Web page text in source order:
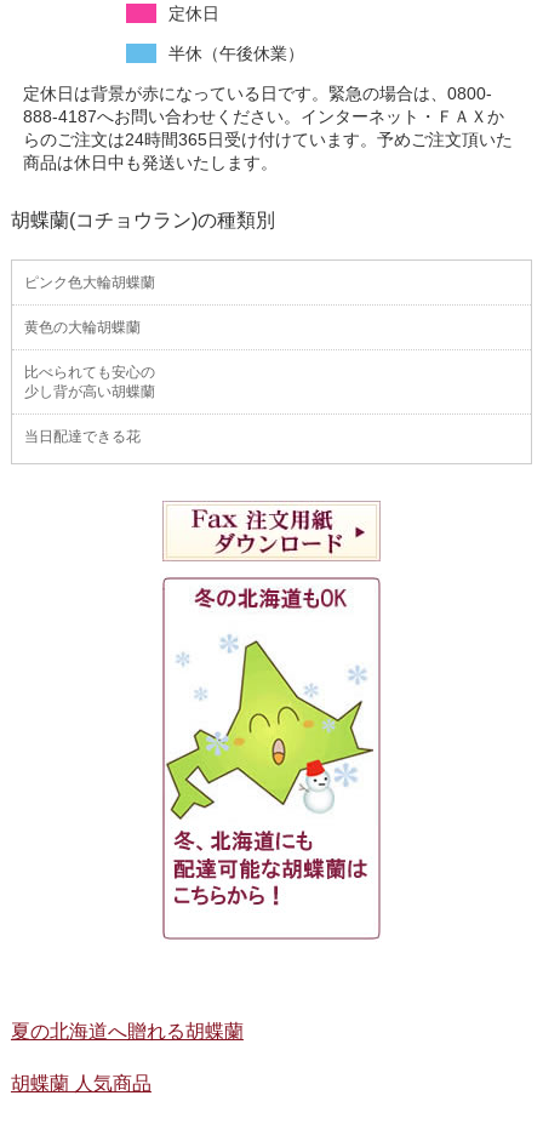
定休日
半休（午後休業）
定休日は背景が赤になっている日です。緊急の場合は、0800-
888-4187へお問い合わせください。インターネット・ＦＡＸか
らのご注文は24時間365日受け付けています。予めご注文頂いた
商品は休日中も発送いたします。
胡蝶蘭(コチョウラン)の種類別
ピンク色大輪胡蝶蘭
黄色の大輪胡蝶蘭
比べられても安心の
少し背が高い胡蝶蘭
当日配達できる花
夏の北海道へ贈れる胡蝶蘭
胡蝶蘭 人気商品